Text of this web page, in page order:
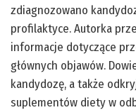
zdiagnozowano
profilaktyce. Autorka
informacje dotyczące
głównych objawów.
kandydozę, a także
suplementów diety w